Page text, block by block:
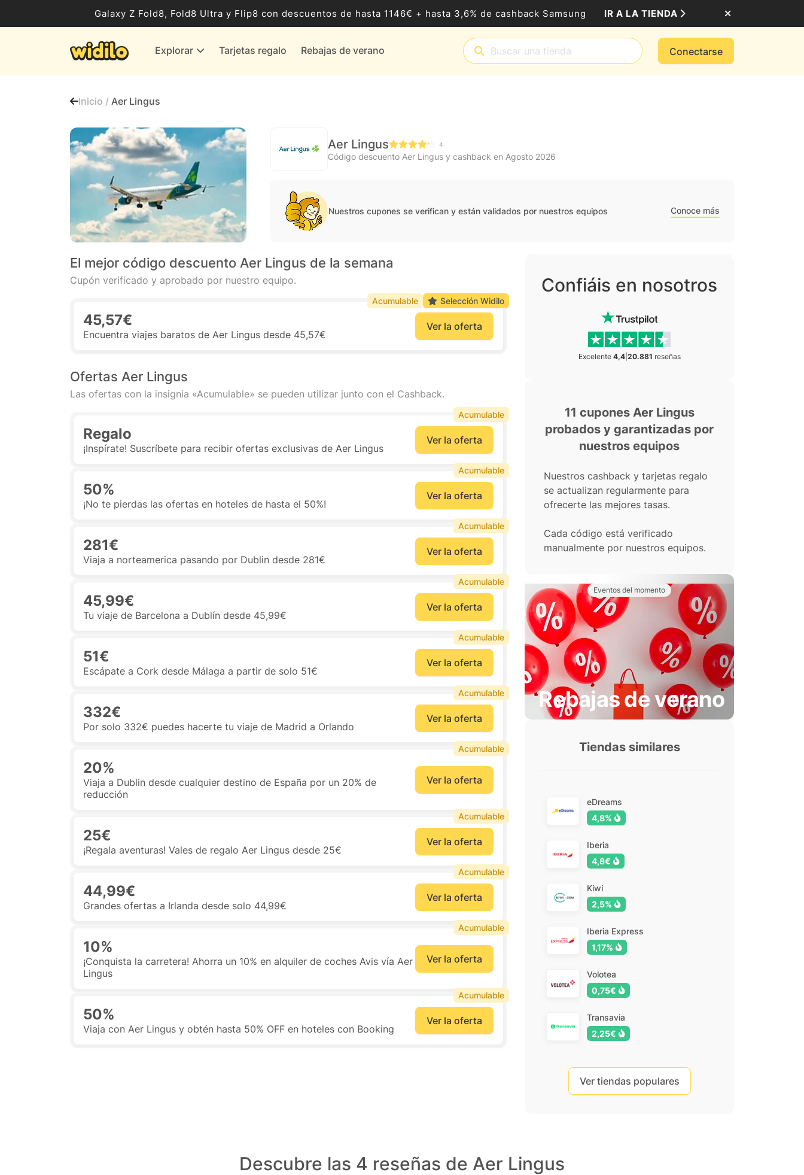
Galaxy Z Fold8, Fold8 Ultra y Flip8 con descuentos de hasta 1146€ + hasta 3,6% de cashback Samsung IR A LA TIENDA
Explorar Tarjetas regalo Rebajas de verano Conectarse
Ocio, Entretenimiento y Cultura
Proveedores de gas y energía
Todas las tiendas
Inicio / Aer Lingus
Aer Lingus 4
Código descuento Aer Lingus y cashback en Agosto 2026
Nuestros cupones se verifican y están validados por nuestros equipos Conoce más
El mejor código descuento Aer Lingus de la semana
Cupón verificado y aprobado por nuestro equipo.
45,57€
Encuentra viajes baratos de Aer Lingus desde 45,57€
Ver la oferta
Acumulable Selección Widilo
Ofertas Aer Lingus
Las ofertas con la insignia «Acumulable» se pueden utilizar junto con el Cashback.
Regalo
¡Inspírate! Suscríbete para recibir ofertas exclusivas de Aer Lingus
Ver la oferta
Acumulable
50%
¡No te pierdas las ofertas en hoteles de hasta el 50%!
Ver la oferta
Acumulable
281€
Viaja a norteamerica pasando por Dublin desde 281€
Ver la oferta
Acumulable
45,99€
Tu viaje de Barcelona a Dublín desde 45,99€
Ver la oferta
Acumulable
51€
Escápate a Cork desde Málaga a partir de solo 51€
Ver la oferta
Acumulable
332€
Por solo 332€ puedes hacerte tu viaje de Madrid a Orlando
Ver la oferta
Acumulable
20%
Viaja a Dublin desde cualquier destino de España por un 20% de
reducción
Ver la oferta
Acumulable
25€
¡Regala aventuras! Vales de regalo Aer Lingus desde 25€
Ver la oferta
Acumulable
44,99€
Grandes ofertas a Irlanda desde solo 44,99€
Ver la oferta
Acumulable
10%
¡Conquista la carretera! Ahorra un 10% en alquiler de coches Avis vía Aer
Lingus
Ver la oferta
Acumulable
50%
Viaja con Aer Lingus y obtén hasta 50% OFF en hoteles con Booking
Ver la oferta
Acumulable
Confiáis en nosotros
Excelente 4,4| 20.881 reseñas
11 cupones Aer Lingus
probados y garantizadas por
nuestros equipos
Nuestros cashback y tarjetas regalo
se actualizan regularmente para
ofrecerte las mejores tasas.
Cada código está verificado
manualmente por nuestros equipos.
Eventos del momento
Rebajas de verano
Tiendas similares
eDreams
4,8%
Iberia
4,8€
Kiwi
2,5%
Iberia Express
1,17%
Volotea
0,75€
Transavia
2,25€
Ver tiendas populares
Descubre las 4 reseñas de Aer Lingus